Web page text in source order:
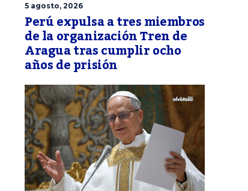
5 agosto, 2026
Perú expulsa a tres miembros
de la organización Tren de
Aragua tras cumplir ocho
años de prisión